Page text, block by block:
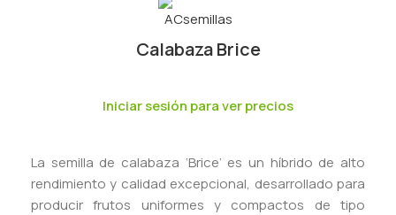
Calabaza Brice
Iniciar sesión para ver precios
La semilla de calabaza ‘Brice’ es un híbrido de alto
rendimiento y calidad excepcional, desarrollado para
producir frutos uniformes y compactos de tipo